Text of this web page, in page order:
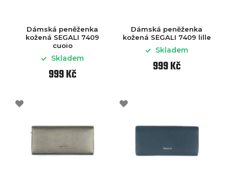
Dámská peněženka
kožená SEGALI 7409
cuoio
Skladem
999 Kč
Dámská peněženka
kožená SEGALI 7409 lille
Skladem
999 Kč